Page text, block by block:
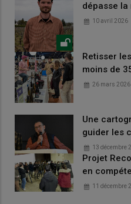
dépasse la
10 avril 2026
Retisser
moins de
26 mars 2026
Une
guider les
13 décembre
Projet
en
11 décembre